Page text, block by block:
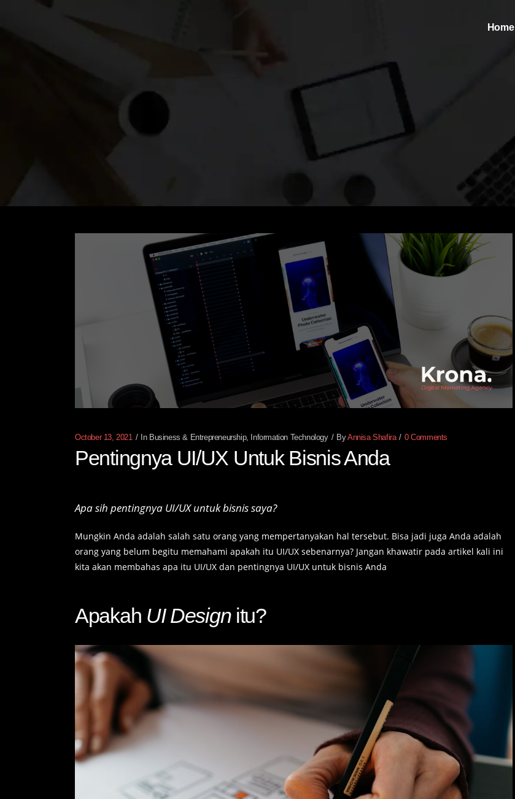
Home
October 13, 2021 In Business & Entrepreneurship, Information Technology ByAnnisa Shafira 0 Comments
Pentingnya UI/UX Untuk Bisnis Anda
Apa sih pentingnya UI/UX untuk bisnis saya?
Mungkin Anda adalah salah satu orang yang mempertanyakan hal tersebut. Bisa jadi juga Anda adalah
orang yang belum begitu memahami apakah itu UI/UX sebenarnya? Jangan khawatir pada artikel kali ini
kita akan membahas apa itu UI/UX dan pentingnya UI/UX untuk bisnis Anda
Apakah UI Designitu?